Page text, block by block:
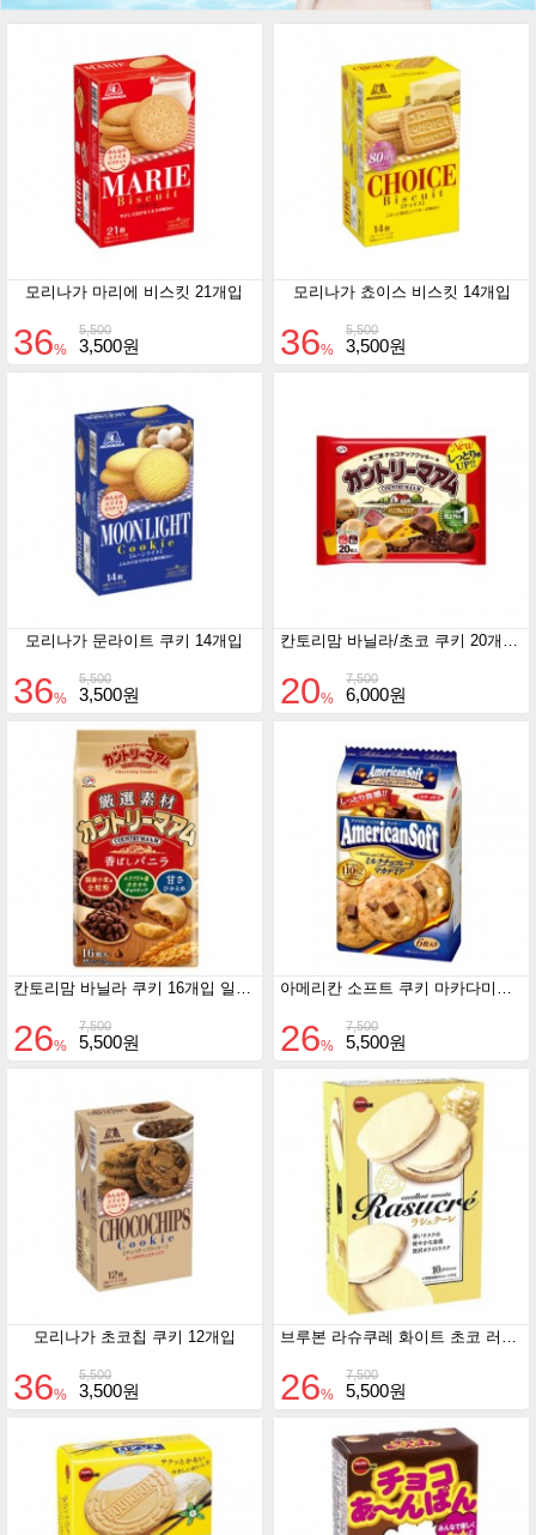
모리나가 마리에 비스킷 21개입
5,500
36% 3,500원
모리나가 쵸이스 비스킷 14개입
5,500
36% 3,500원
모리나가 문라이트 쿠키 14개입
5,500
36% 3,500원
7,500
20% 6,000원
칸토리맘 바닐라 쿠키 16개입 일본 비스킷매출 no.1
7,500
26% 5,500원
아메리칸 소프트 쿠키 마카다미아 6개입
7,500
26% 5,500원
모리나가 초코칩 쿠키 12개입
5,500
36% 3,500원
7,500
26% 5,500원